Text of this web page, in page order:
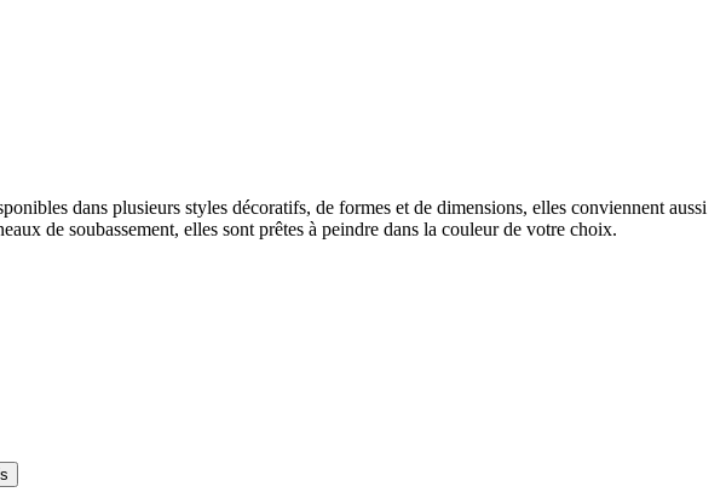
dans plusieurs styles décoratifs, de formes et de dimensions, elles conviennent aussi
de soubassement, elles sont prêtes à peindre dans la couleur de votre choix.